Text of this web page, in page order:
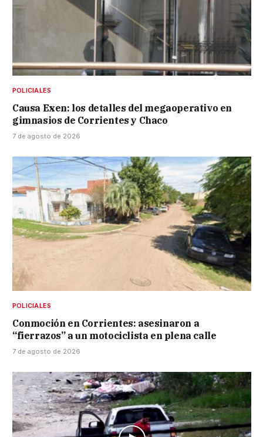
POLICIALES
Causa Exen: los detalles del megaoperativo en
gimnasios de Corrientes y Chaco
7 de agosto de 2026
POLICIALES
Conmoción en Corrientes: asesinaron a
“fierrazos” a un motociclista en plena calle
7 de agosto de 2026